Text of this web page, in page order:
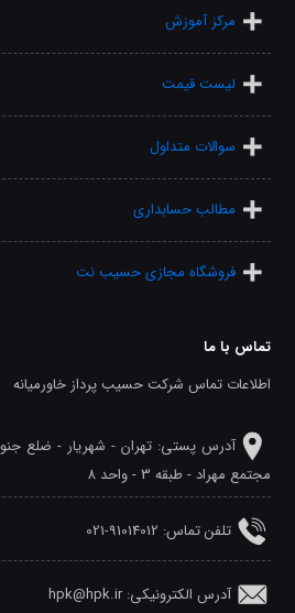
مرکز آموزش
لیست قیمت
سوالات متداول
مطالب حسابداری
فروشگاه مجازی حسیب نت
تماس با ما
اطلاعات تماس شرکت حسیب پرداز خاورمیانه
مجتمع مهراد - طبقه 3 - واحد 8
تلفن‌ تماس: 91014012-021
آدرس الکترونیکی: hpk@hpk.ir